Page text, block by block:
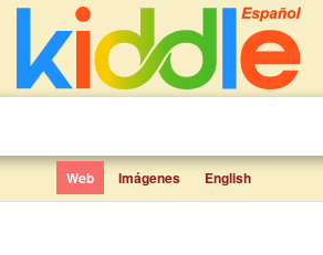
Web Imágenes English